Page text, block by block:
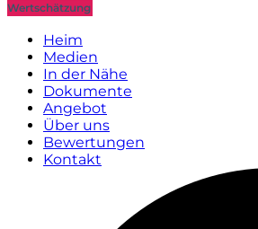
Wertschätzung
Heim
Medien
In der Nähe
Dokumente
Angebot
Über uns
Bewertungen
Kontakt